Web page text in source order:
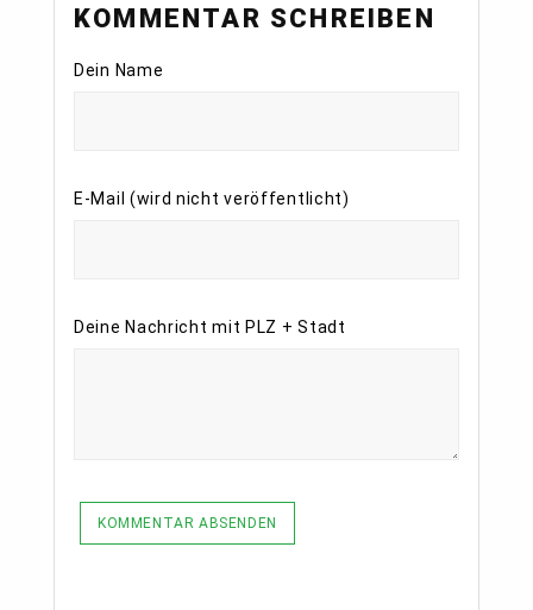
KOMMENTAR SCHREIBEN
Dein Name
E-Mail (wird nicht veröffentlicht)
Deine Nachricht mit PLZ + Stadt
KOMMENTAR ABSENDEN